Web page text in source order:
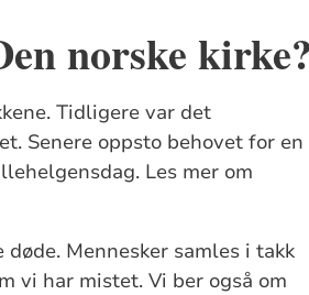
norske kirke?
Tidligere var det
Senere oppsto behovet for en
Les mer om
Mennesker samles i takk
vi har mistet. Vi ber også om